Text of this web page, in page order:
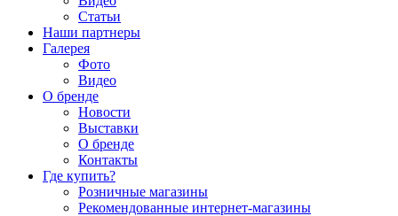
Статьи
Наши партнеры
Галерея
Фото
Видео
О бренде
Новости
Выставки
О бренде
Контакты
Где купить?
Розничные магазины
Рекомендованные интернет-магазины